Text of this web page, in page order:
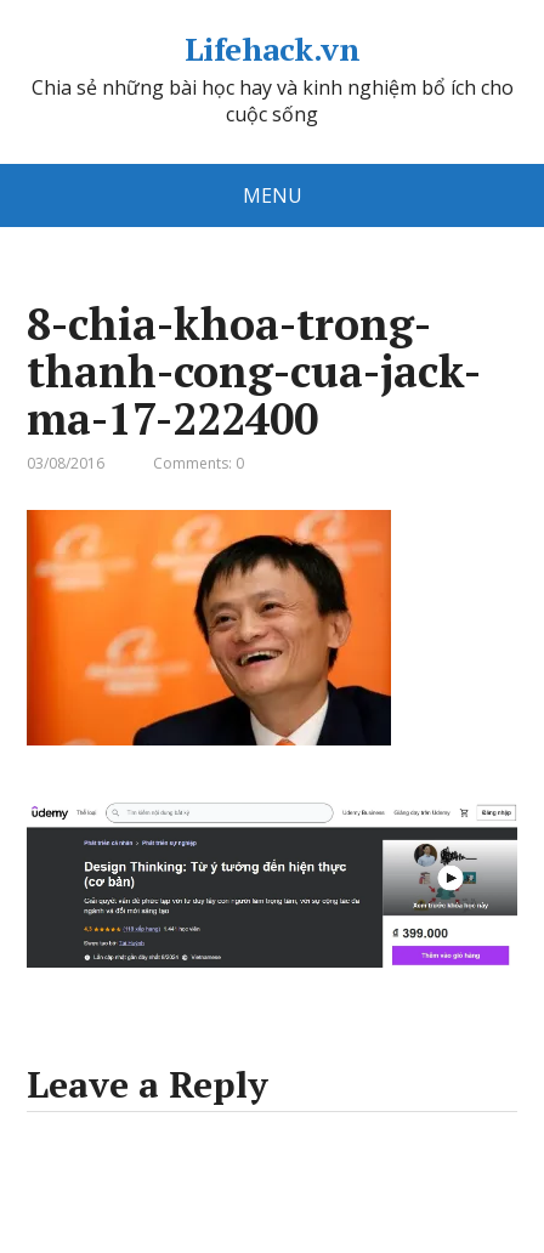
Lifehack.vn
Chia sẻ những bài học hay và kinh nghiệm bổ ích cho
cuộc sống
MENU
8-chia-khoa-trong-
thanh-cong-cua-jack-
ma-17-222400
03/08/2016 Comments: 0
Leave a Reply